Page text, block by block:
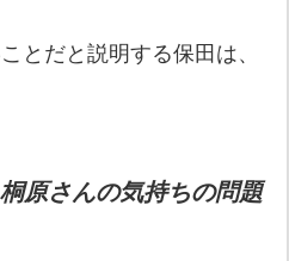
とだと説明する保田は、
原さんの気持ちの問題